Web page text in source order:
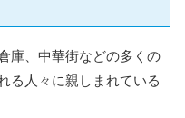
庫、中華街などの多くの
る人々に親しまれている